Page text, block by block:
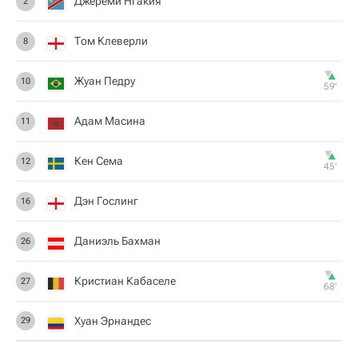
8 Том Клеверли
10 Жуан Педру 59‎’‎
11 Адам Масина
12 Кен Сема 45‎’‎
16 Дэн Гослинг
26 Даниэль Бахман
27 Кристиан Кабаселе 68‎’‎
29 Хуан Эрнандес